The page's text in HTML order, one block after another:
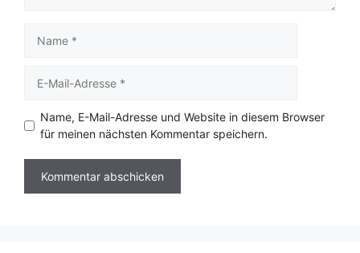
Mail-
Name, E-Mail-Adresse und Website in diesem Browser
für meinen nächsten Kommentar speichern.